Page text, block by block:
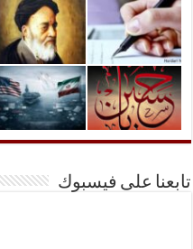
تابعنا على فيسبوك